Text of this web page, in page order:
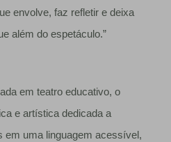
envolve, faz refletir e deixa
além do espetáculo.”
em teatro educativo, o
e artística dedicada a
em uma linguagem acessível,